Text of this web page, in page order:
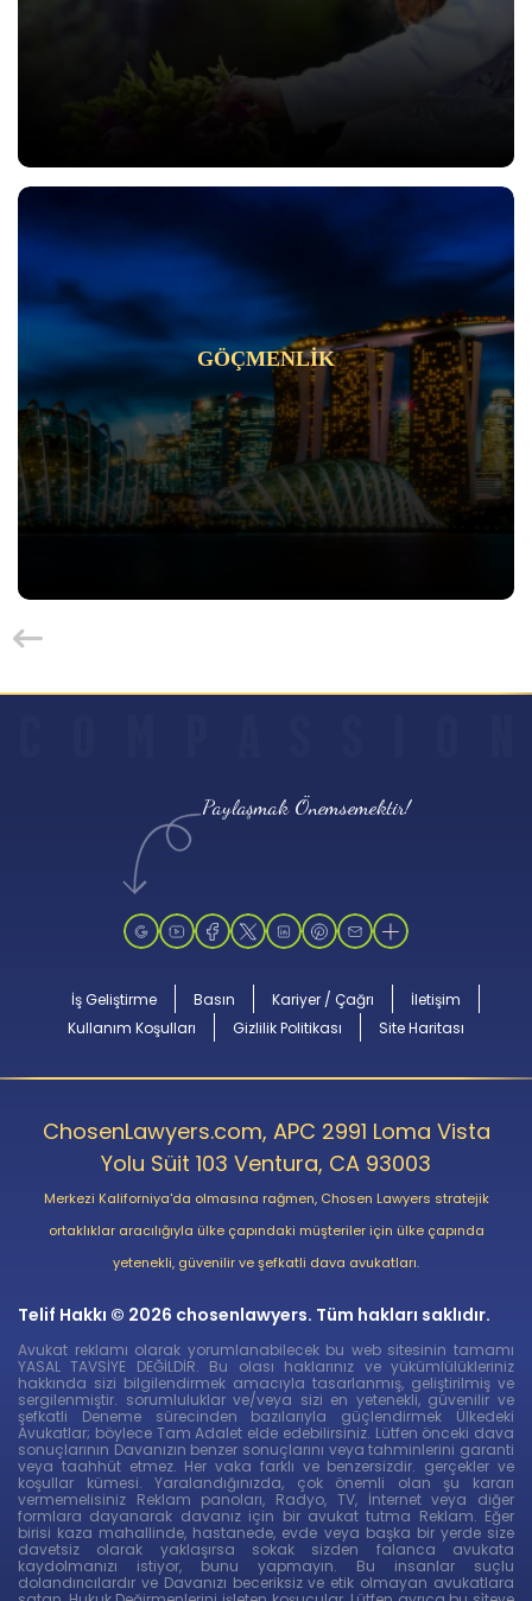
GÖÇMENLIK
Paylaşmak Önemsemektir!
İş Geliştirme Basın Kariyer / Çağrı
İletişim
Kullanım Koşulları
Gizlilik Politikası Site Haritası
ChosenLawyers.com, APC 2991 Loma Vista
Yolu Süit 103 Ventura, CA 93003
Merkezi Kaliforniya'da olmasına rağmen, Chosen Lawyers stratejik
ortaklıklar aracılığıyla ülke çapındaki müşteriler için ülke çapında
yetenekli, güvenilir ve şefkatli dava avukatları.
Telif Hakkı © 2026 chosenlawyers. Tüm hakları saklıdır.
Avukat reklamı olarak yorumlanabilecek bu web sitesinin tamamı
YASAL TAVSİYE DEĞİLDİR. Bu olası haklarınız ve yükümlülükleriniz
hakkında sizi bilgilendirmek amacıyla tasarlanmış, geliştirilmiş ve
sergilenmiştir. sorumluluklar ve/veya sizi en yetenekli, güvenilir ve
şefkatli Deneme sürecinden bazılarıyla güçlendirmek Ülkedeki
Avukatlar; böylece Tam Adalet elde edebilirsiniz. Lütfen önceki dava
sonuçlarının Davanızın benzer sonuçlarını veya tahminlerini garanti
veya taahhüt etmez. Her vaka farklı ve benzersizdir. gerçekler ve
koşullar kümesi. Yaralandığınızda, çok önemli olan şu kararı
vermemelisiniz Reklam panoları, Radyo, TV, İnternet veya diğer
formlara dayanarak davanız için bir avukat tutma Reklam. Eğer
birisi kaza mahallinde, hastanede, evde veya başka bir yerde size
davetsiz olarak yaklaşırsa sokak sizden falanca avukata
kaydolmanızı istiyor, bunu yapmayın. Bu insanlar suçlu
dolandırıcılardır ve Davanızı beceriksiz ve etik olmayan avukatlara